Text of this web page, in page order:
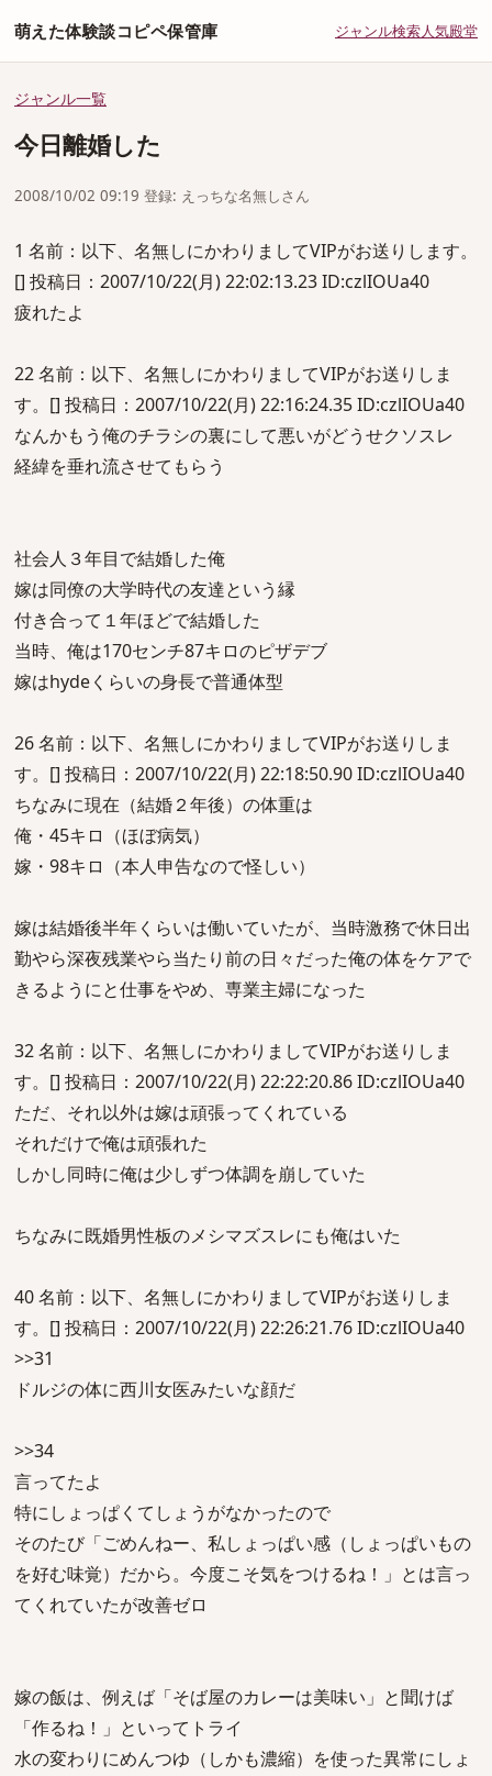
萌えた体験談コピペ保管庫 ジャンル検索人気殿堂
ジャンル一覧
今日離婚した
2008/10/02 09:19 登録: えっちな名無しさん
1 名前：以下、名無しにかわりましてVIPがお送りします。
[] 投稿日：2007/10/22(月) 22:02:13.23 ID:czlIOUa40
疲れたよ
22 名前：以下、名無しにかわりましてVIPがお送りしま
す。[] 投稿日：2007/10/22(月) 22:16:24.35 ID:czlIOUa40
なんかもう俺のチラシの裏にして悪いがどうせクソスレ
経緯を垂れ流させてもらう
社会人３年目で結婚した俺
嫁は同僚の大学時代の友達という縁
付き合って１年ほどで結婚した
当時、俺は170センチ87キロのピザデブ
嫁はhydeくらいの身長で普通体型
26 名前：以下、名無しにかわりましてVIPがお送りしま
す。[] 投稿日：2007/10/22(月) 22:18:50.90 ID:czlIOUa40
ちなみに現在（結婚２年後）の体重は
俺・45キロ（ほぼ病気）
嫁・98キロ（本人申告なので怪しい）
嫁は結婚後半年くらいは働いていたが、当時激務で休日出
勤やら深夜残業やら当たり前の日々だった俺の体をケアで
きるようにと仕事をやめ、専業主婦になった
32 名前：以下、名無しにかわりましてVIPがお送りしま
す。[] 投稿日：2007/10/22(月) 22:22:20.86 ID:czlIOUa40
ただ、それ以外は嫁は頑張ってくれている
それだけで俺は頑張れた
しかし同時に俺は少しずつ体調を崩していた
ちなみに既婚男性板のメシマズスレにも俺はいた
40 名前：以下、名無しにかわりましてVIPがお送りしま
す。[] 投稿日：2007/10/22(月) 22:26:21.76 ID:czlIOUa40
>>31
ドルジの体に西川女医みたいな顔だ
>>34
言ってたよ
特にしょっぱくてしょうがなかったので
そのたび「ごめんねー、私しょっぱい感（しょっぱいもの
を好む味覚）だから。今度こそ気をつけるね！」とは言っ
てくれていたが改善ゼロ
嫁の飯は、例えば「そば屋のカレーは美味い」と聞けば
「作るね！」といってトライ
水の変わりにめんつゆ（しかも濃縮）を使った異常にしょ